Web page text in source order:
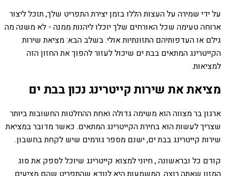
על ידי שמירה על העצות הללו בזמן יצירת התפריט שלך, תוכל ליצור
ארוחה טעימה שכל האורחים שלך יוכלו ליהנות ממנה - לא משנה מה
גילם או העדפותיהם התזונתיות אולי. בשלב הבא: מציאת שירות
הקייטרינג המתאים בבת ים שיכול לעזור להפוך את החזון הזה
למציאות.
מציאת את שירות קייטרינג נכון בבת ים
ארגון בר מצווה הוא משימה גדולה ואחת ההחלטות החשובות ביותר
שצריך לעשות הוא בחירת הקייטרינג המתאים. כאשר מדובר במציאת
שירות קייטרינג בבת ים, ישנם מספר גורמים שיש לקחת בחשבון.
קודם כל ובראשונה , חיוני למצוא קייטרינג שיוכל לספק את סוג